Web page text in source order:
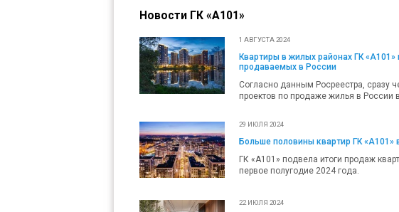
Новости ГК «А101»
1 АВГУСТА 2024
Квартиры в жилых районах ГК
продаваемых в России
Согласно данным Росреестра, сразу
проектов по продаже жилья в России
29 ИЮЛЯ 2024
Больше половины квартир ГК «А101»
ГК «А101» подвела итоги продаж
первое полугодие 2024 года.
22 ИЮЛЯ 2024